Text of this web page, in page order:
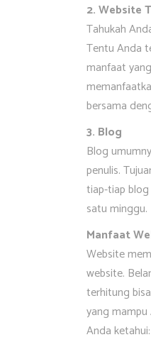
2. Website
Tahukah
Tentu Anda
manfaat
bersama
3. Blog
Blog
penulis.
tiap-tiap
satu
Manfaat
Website
website.
terhitung
yang
Anda ketahui: